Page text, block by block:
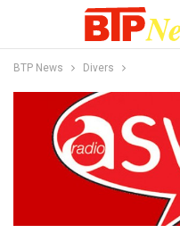
BTP News Divers